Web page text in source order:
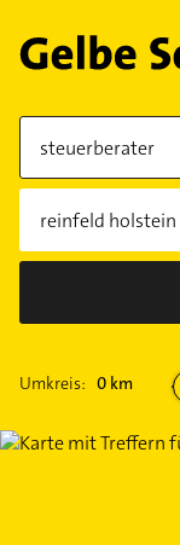
Umkreis: 0 km